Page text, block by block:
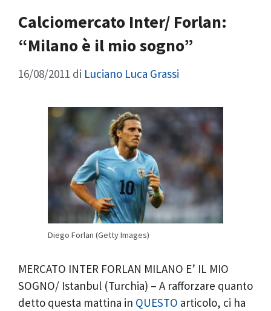
Calciomercato Inter/ Forlan:
“Milano è il mio sogno”
16/08/2011 di Luciano Luca Grassi
Diego Forlan (Getty Images)
MERCATO INTER FORLAN MILANO E’ IL MIO
SOGNO/ Istanbul (Turchia) – A rafforzare quanto
detto questa mattina in QUESTO articolo, ci ha